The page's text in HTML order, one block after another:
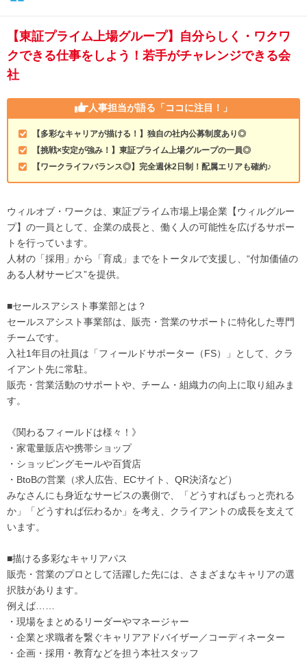
【東証プライム上場グループ】自分らしく・ワクワ
クできる仕事をしよう！若手がチャレンジできる会
社
人事担当が語る 「ココに注目！」
【多彩なキャリアが描ける！】独自の社内公募制度あり◎
【挑戦×安定が強み！】東証プライム上場グループの一員◎
【ワークライフバランス◎】完全週休2日制！配属エリアも確約♪
ウィルオブ・ワークは、東証プライム市場上場企業【ウィルグルー
プ】の一員として、企業の成長と、働く人の可能性を広げるサポー
トを行っています。
人材の「採用」から「育成」までをトータルで支援し、“付加価値の
ある人材サービス”を提供。
■セールスアシスト事業部とは？
セールスアシスト事業部は、販売・営業のサポートに特化した専門
チームです。
入社1年目の社員は「フィールドサポーター（FS）」として、クラ
イアント先に常駐。
販売・営業活動のサポートや、チーム・組織力の向上に取り組みま
す。
《関わるフィールドは様々！》
・家電量販店や携帯ショップ
・ショッピングモールや百貨店
・BtoBの営業（求人広告、ECサイト、QR決済など）
みなさんにも身近なサービスの裏側で、「どうすればもっと売れる
か」「どうすれば伝わるか」を考え、クライアントの成長を支えて
います。
■描ける多彩なキャリアパス
販売・営業のプロとして活躍した先には、さまざまなキャリアの選
択肢があります。
例えば……
・現場をまとめるリーダーやマネージャー
・企業と求職者を繋ぐキャリアアドバイザー／コーディネーター
・企画・採用・教育などを担う本社スタッフ